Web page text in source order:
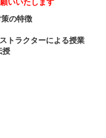
いいたします
の特徴
トラクターによる授業
授